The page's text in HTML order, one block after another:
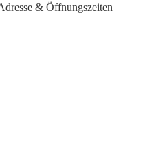
& Öffnungszeiten